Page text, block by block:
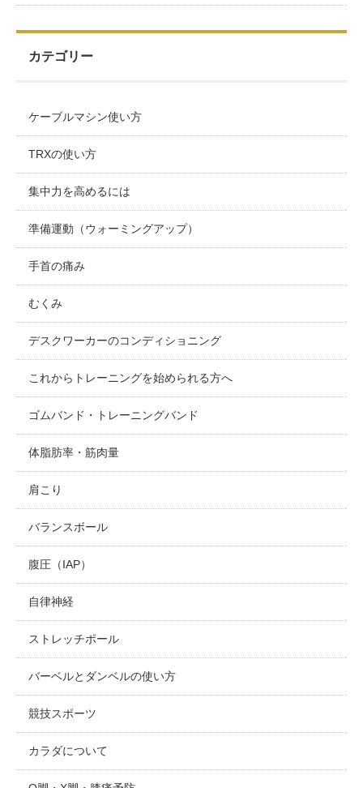
カテゴリー
ケーブルマシン使い方
TRXの使い方
集中力を高めるには
準備運動（ウォーミングアップ）
手首の痛み
むくみ
デスクワーカーのコンディショニング
これからトレーニングを始められる方へ
ゴムバンド・トレーニングバンド
体脂肪率・筋肉量
肩こり
バランスボール
腹圧（IAP）
自律神経
ストレッチポール
バーベルとダンベルの使い方
競技スポーツ
カラダについて